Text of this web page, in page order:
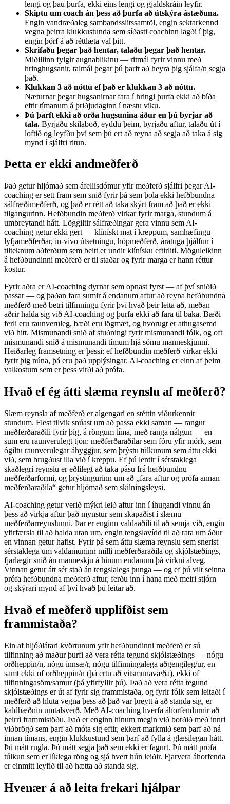
lengi og þau þurfa, ekki eins lengi og gjaldskráin leyfir.
Skiptu um coach án þess að þurfa að útskýra ástæðuna.
Engin vandræðaleg sambandsslitssamtöl, engin sektarkennd
vegna þeirra klukkustunda sem síðasti coachinn lagði í þig,
engin þörf á að réttlæta val þitt.
Skrifaðu þegar það hentar, talaðu þegar það hentar.
Miðillinn fylgir augnablikinu — ritmál fyrir vinnu með
hringhugsanir, talmál þegar þú þarft að heyra þig sjálfa/n segja
það.
Klukkan 3 að nóttu ef það er klukkan 3 að nóttu.
Næturnar þegar hugsanirnar fara í hringi þurfa ekki að bíða
eftir tímanum á þriðjudaginn í næstu viku.
Þú þarft ekki að orða hugsunina áður en þú byrjar að
tala. Byrjaðu skilaboð, eyddu þeim, byrjaðu aftur, talaðu út í
loftið og leyfðu því sem þú ert að reyna að segja að taka á sig
mynd í sjálfri ritun.
Þetta er ekki andmeðferð
Það getur hljómað sem áfellisdómur yfir meðferð sjálfri þegar AI-
coaching er sett fram sem snið fyrir þá sem þola ekki hefðbundna
sálfræðimeðferð, og það er rétt að taka skýrt fram að það er ekki
tilgangurinn. Hefðbundin meðferð virkar fyrir marga, stundum á
umbreytandi hátt. Löggiltir sálfræðingar gera vinnu sem AI-
coaching getur ekki gert — klínískt mat í kreppum, samhæfingu
lyfjameðferðar, in-vivo útsetningu, hópmeðferð, áratuga þjálfun í
tilteknum aðferðum sem beitt er undir klínísku eftirliti. Möguleikinn
á hefðbundinni meðferð er til staðar og fyrir marga er hann réttur
kostur.
Fyrir aðra er AI-coaching dyrnar sem opnast fyrst — af því sniðið
passar — og þaðan fara sumir á endanum aftur að reyna hefðbundna
meðferð með betri tilfinningu fyrir því hvað þeir leita að, meðan
aðrir halda sig við AI-coaching og þurfa ekki að fara til baka. Bæði
ferli eru raunveruleg, bæði eru lögmæt, og hvorugt er athugasemd
við hitt. Mismunandi snið af stuðningi fyrir mismunandi fólk, og oft
mismunandi snið á mismunandi tímum hjá sömu manneskjunni.
Heiðarleg framsetning er þessi: ef hefðbundin meðferð virkar ekki
fyrir þig núna, þá eru það upplýsingar. AI-coaching er einn af þeim
valkostum sem er þess virði að prófa.
Hvað ef ég átti slæma reynslu af meðferð?
Slæm reynsla af meðferð er algengari en stéttin viðurkennir
stundum. Flest tilvik snúast um að passa ekki saman — rangur
meðferðaraðili fyrir þig, á röngum tíma, með ranga nálgun — en
sum eru raunverulegt tjón: meðferðaraðilar sem fóru yfir mörk, sem
ógiltu raunverulegar áhyggjur, sem þrýstu túlkunum sem áttu ekki
við, sem brugðust illa við í kreppu. Ef þú lentir í sérstaklega
skaðlegri reynslu er eðlilegt að taka pásu frá hefðbundnu
meðferðarformi, og þrýstingurinn um að „fara aftur og prófa annan
meðferðaraðila“ getur hljómað sem skilningsleysi.
AI-coaching getur verið mýkri leið aftur inn í íhugandi vinnu án
þess að virkja aftur það mynstur sem skapaðist í slæmu
meðferðarreynslunni. Þar er enginn valdaaðili til að semja við, engin
yfirfærsla til að halda utan um, engin tengslavídd til að rata um áður
en vinnan getur hafist. Fyrir þá sem áttu slæma reynslu sem snerist
sérstaklega um valdamuninn milli meðferðaraðila og skjólstæðings,
fjarlægir snið án manneskju á hinum endanum þá virkni alveg.
Vinnan getur átt sér stað án tengslalegs þunga — og ef þú vilt seinna
prófa hefðbundna meðferð aftur, ferðu inn í hana með meiri stjórn
og skýrari mynd af því hvað þú leitar að.
Hvað ef meðferð upplifðist sem
frammistaða?
Ein af hljóðlátari kvörtunum yfir hefðbundinni meðferð er sú
tilfinning að maður þurfi að vera rétta tegund skjólstæðings — nógu
orðheppin/n, nógu innsæ/r, nógu tilfinningalega aðgengileg/ur, en
samt ekki of orðheppin/n (þá ertu að vitsmunavæða), ekki of
tilfinningasöm/samur (þá yfirfyllir þú). Það að vera rétta tegund
skjólstæðings er út af fyrir sig frammistaða, og fyrir fólk sem leitaði í
meðferð að hluta vegna þess að það var þreytt á að standa sig, er
kaldhæðnin umtalsverð. Með AI-coaching hverfa áhorfendurnir að
þeirri frammistöðu. Það er enginn hinum megin við borðið með innri
viðbrögð sem þarf að móta sig eftir, ekkert markmið sem þarf að ná
innan tímans, engin klukkustund sem þarf að fylla á glæsilegan hátt.
Þú mátt rugla. Þú mátt segja það sem ekki er fagurt. Þú mátt prófa
túlkun sem er líklega röng og sjá hvert hún leiðir. Fjarvera áhorfenda
er einmitt leyfið til að hætta að standa sig.
Hvenær á að leita frekari hjálpar